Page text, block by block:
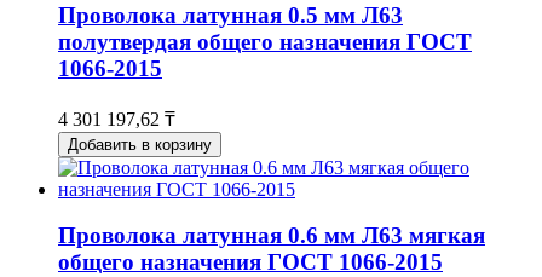
Проволока латунная 0.5 мм Л63
полутвердая общего назначения ГОСТ
1066-2015
4 301 197,62 ₸
Добавить в корзину
Проволока латунная 0.6 мм Л63 мягкая
общего назначения ГОСТ 1066-2015